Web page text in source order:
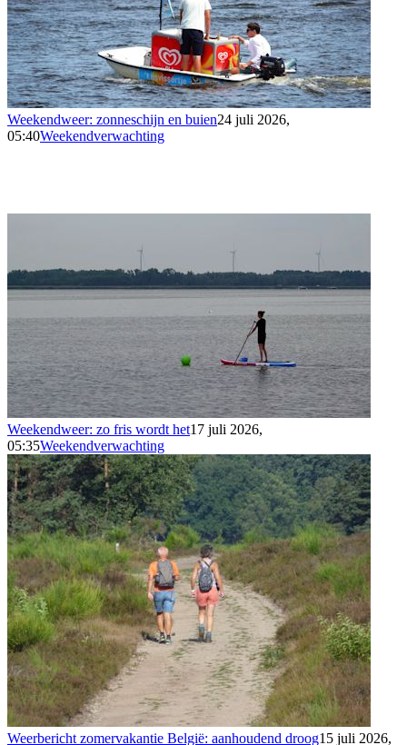
Weekendweer: zonneschijn en buien24 juli 2026,
05:40Weekendverwachting
Weekendweer: zo fris wordt het17 juli 2026,
05:35Weekendverwachting
Weerbericht zomervakantie België: aanhoudend droog15 juli 2026,